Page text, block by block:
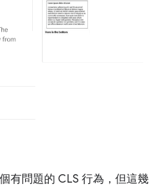
有問題的 CLS 行為，但這幾